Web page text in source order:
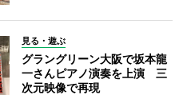
見る・遊ぶ
グラングリーン大阪で坂本龍
一さんピアノ演奏を上演 三
次元映像で再現